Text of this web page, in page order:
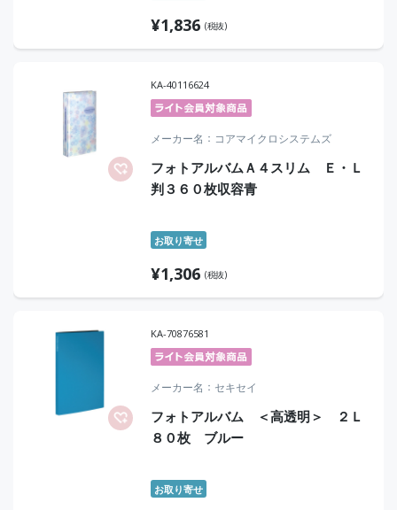
¥1,836 (税抜)
KA-40116624
メーカー名 コアマイクロシステムズ
フォトアルバムＡ４スリム Ｅ・Ｌ
判３６０枚収容青
お取り寄せ
¥1,306 (税抜)
KA-70876581
メーカー名 セキセイ
フォトアルバム ＜高透明＞ ２Ｌ
８０枚 ブルー
お取り寄せ